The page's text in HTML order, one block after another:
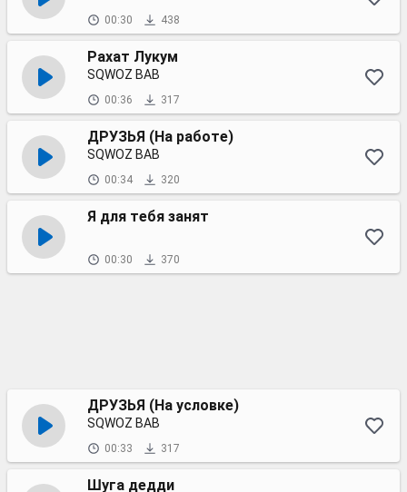
00:30 438
Рахат Лукум
SQWOZ BAB
00:36 317
ДРУЗЬЯ (На работе)
SQWOZ BAB
00:34 320
Я для тебя занят
00:30 370
ДРУЗЬЯ (На условке)
SQWOZ BAB
00:33 317
Шуга дедди